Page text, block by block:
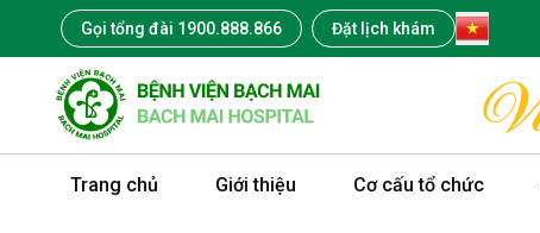
Gọi tổng đài 1900.888.866 Đặt lịch khám
Trang chủ Giới thiệu Cơ cấu tổ chức